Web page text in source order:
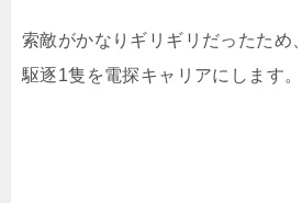
索敵がかなりギリギリだったため、
駆逐1隻を電探キャリアにします。